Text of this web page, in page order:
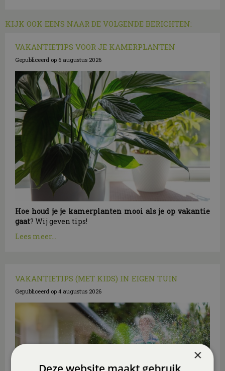
KIJK OOK EENS NAAR DE VOLGENDE BERICHTEN:
VAKANTIETIPS VOOR JE KAMERPLANTEN
Gepubliceerd op 6 augustus 2026
Hoe houd je je kamerplanten mooi als je op vakantie
gaat? Wij geven tips!
Lees meer...
VAKANTIETIPS (MET KIDS) IN EIGEN TUIN
Gepubliceerd op 4 augustus 2026
×